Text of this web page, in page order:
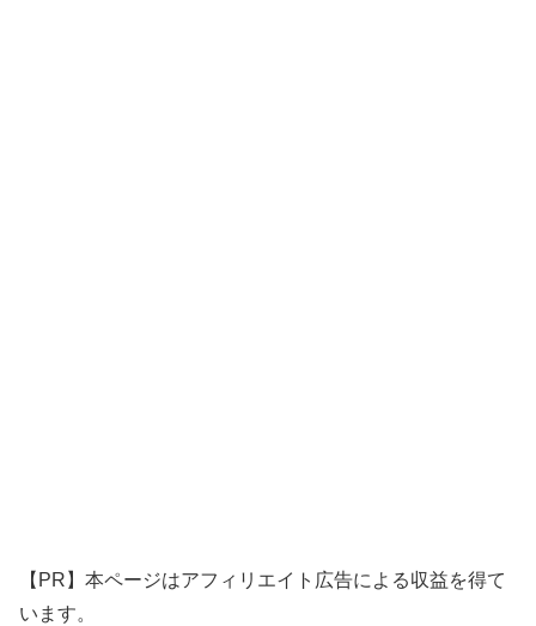
【PR】本ページはアフィリエイト広告による収益を得て
います。